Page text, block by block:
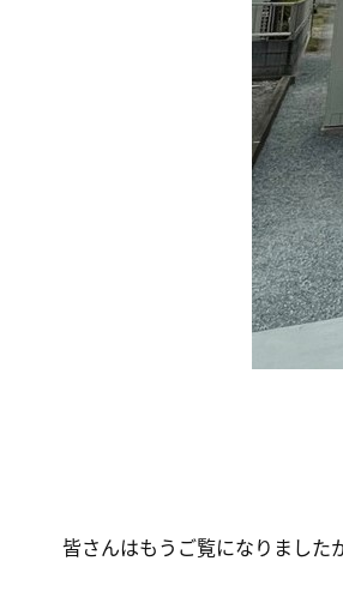
皆さんはもうご覧になりました